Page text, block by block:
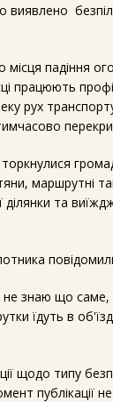
виявлено
місця падіння
працюють
рух
торкнулися
маршрутні
ділянки та
не знаю що саме,
їдуть в
щодо типу
публікації